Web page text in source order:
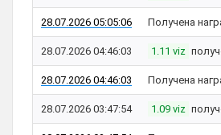
28.07.2026 05:05:06 Получена
28.07.2026 04:46:03 1.11 viz
28.07.2026 04:46:03 Получена
28.07.2026 03:47:54 1.09 viz